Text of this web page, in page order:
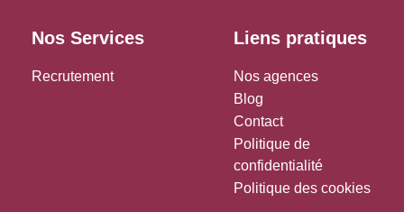
Nos Services
Recrutement
Liens pratiques
Nos agences
Blog
Contact
Politique de
confidentialité
Politique des cookies